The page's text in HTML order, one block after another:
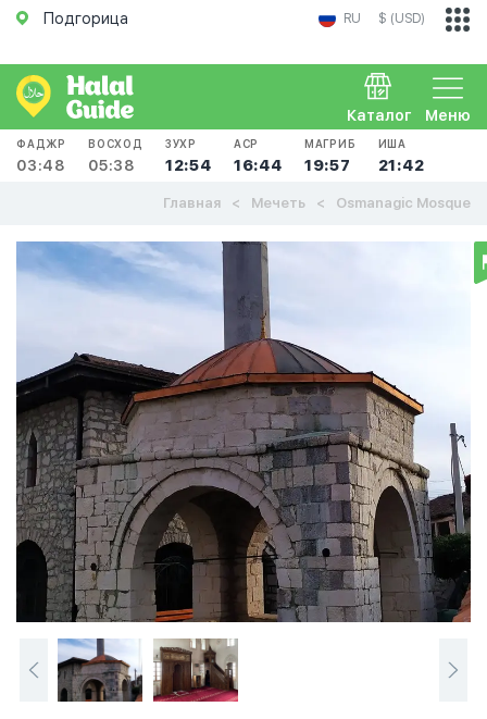
Подгорица RU $ (USD)
Меню
Каталог
ФАДЖР
03:48
ВОСХОД
05:38
ЗУХР
12:54
АСР
16:44
МАГРИБ
19:57
ИША
21:42
Главная Мечеть Osmanagic Mosque